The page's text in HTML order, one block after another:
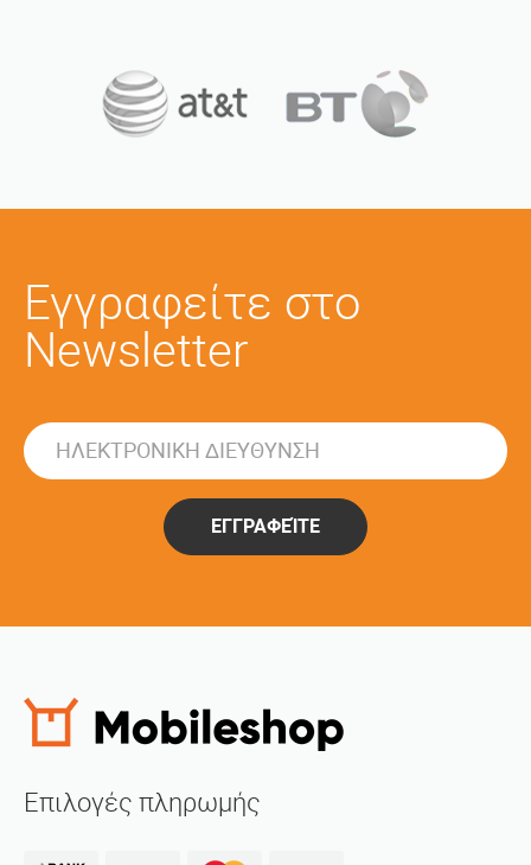
Εγγραφείτε στο
Newsletter
ΕΓΓΡΑΦΕΊΤΕ
Επιλογές πληρωμής